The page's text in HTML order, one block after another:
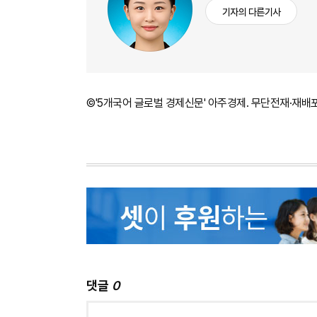
기자의 다른기사
©'5개국어 글로벌 경제신문' 아주경제. 무단전재·재배
댓글 0